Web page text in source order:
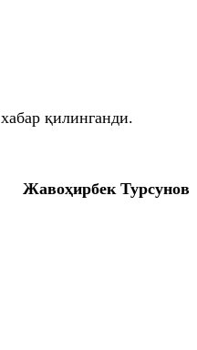
хабар қилинганди.
Жавоҳирбек Турсунов